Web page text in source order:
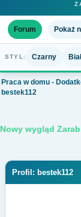
Forum Pokaż
STYL: Czarny
Praca w domu -
bestek112
Nowy wygląd
Profil: bestek112